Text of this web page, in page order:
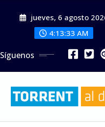
jueves, 6 agosto
4:13:35 AM
Síguenos